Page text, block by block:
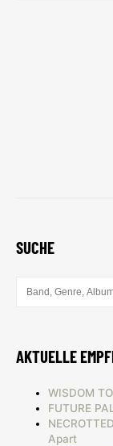
SUCHE
AKTUELLE
WISDOM
FUTURE
Apart